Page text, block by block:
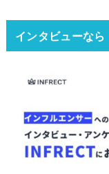
インタビューなら